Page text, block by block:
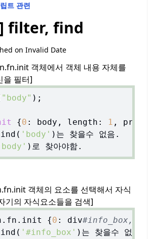
트 관련
filter, find
on Invalid Date
객체에서 객체 내용 자체를
을 필터]
"body" );
{0 : body, length: 1 ,
'body' )는 찾을수 없음.
객체의 요소를 선택해서 자식
기의 자식요소들을 검색]
{0 : div#info_box,
'#info_box' )는 찾을수 없음.